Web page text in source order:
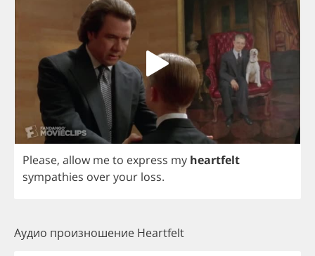
Please, allow meto express my heartfelt
sympathies overyour loss.
Аудио произношение Heartfelt